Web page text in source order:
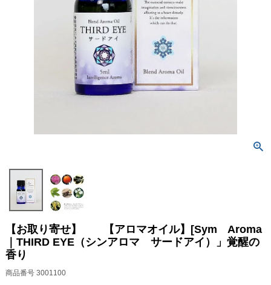
【お取り寄せ】 【アロマオイル】[Sym Aroma
｜THIRD EYE（シンアロマ サードアイ）」覚醒の
香り
商品番号 3001100